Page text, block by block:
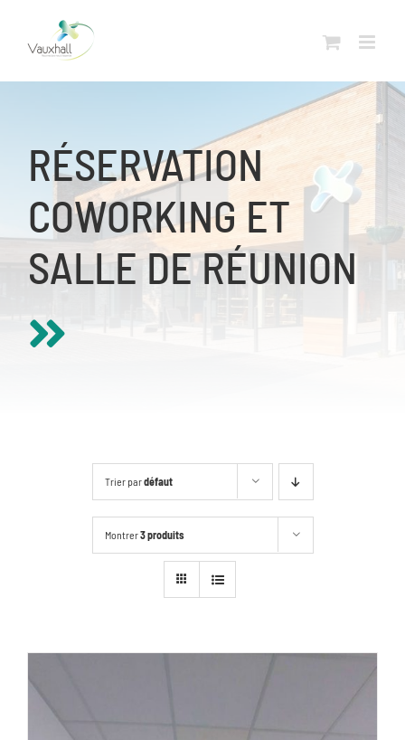
RÉSERVATION
COWORKING ET
SALLE DE RÉUNION
Trier pardéfaut
Montrer3 produits